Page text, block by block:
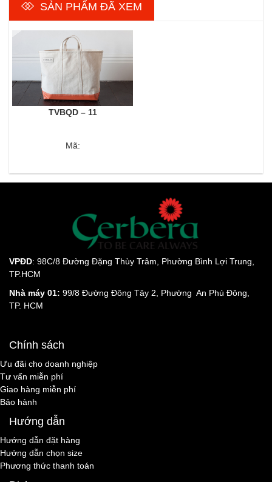
SẢN PHẨM ĐÃ XEM
TVBQD – 11
Mã:
VPĐD: 98C/8 Đường Đặng Thùy Trâm, Phường Bình Lợi Trung,
TP.HCM
Nhà máy 01: 99/8 Đường Đông Tây 2, Phường An Phú Đông,
TP. HCM
Chính sách
Ưu đãi cho doanh nghiệp
Tư vấn miễn phí
Giao hàng miễn phí
Bảo hành
Hướng dẫn
Hướng dẫn đặt hàng
Hướng dẫn chọn size
Phương thức thanh toán